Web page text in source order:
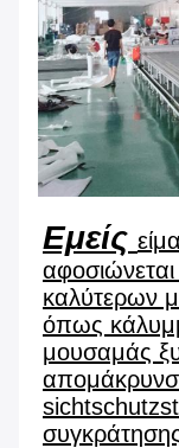
Εμείς
καλύτερων
όπως
μουσαμάς